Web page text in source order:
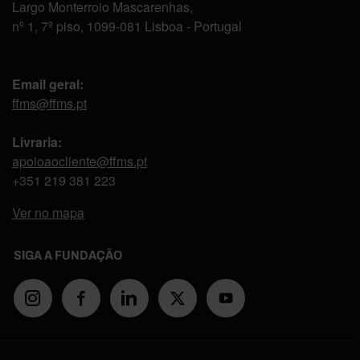
Largo Monterroio Mascarenhas,
nº 1, 7º piso, 1099-081 Lisboa - Portugal
Email geral:
ffms@ffms.pt
Livraria:
apoioaocliente@ffms.pt
+351 219 381 223
Ver no mapa
SIGA A FUNDAÇÃO